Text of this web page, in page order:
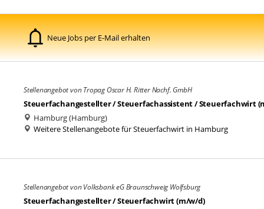
Neue Jobs per E-Mail erhalten
Stellenangebot von Tropag Oscar H. Ritter Nachf. GmbH
Steuerfachangestellter / Steuerfachassistent / Steuerfachwirt
Hamburg (Hamburg)
Weitere Stellenangebote für Steuerfachwirt in Hamburg
Stellenangebot von Volksbank eG Braunschweig Wolfsburg
Steuerfachangestellter / Steuerfachwirt (m/w/d)